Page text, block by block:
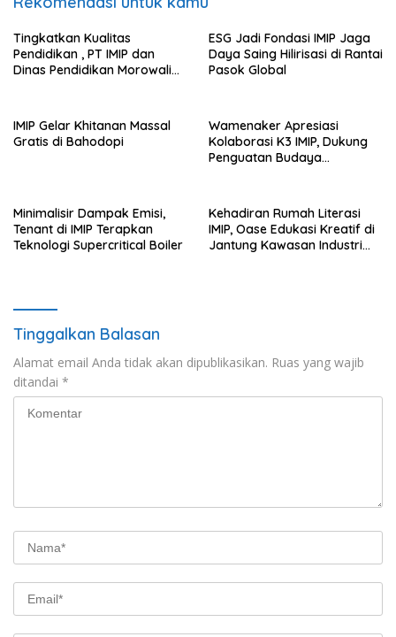
Tingkatkan Kualitas
Pendidikan , PT IMIP dan
Dinas Pendidikan Morowali
di Bahodopi
ESG Jadi Fondasi IMIP Jaga
Daya Saing Hilirisasi di Rantai
Pasok Global
IMIP Gelar Khitanan Massal
Gratis di Bahodopi
Wamenaker Apresiasi
Kolaborasi K3 IMIP, Dukung
Penguatan Budaya
Minimalisir Dampak Emisi,
Tenant di IMIP Terapkan
Teknologi Supercritical Boiler
Kehadiran Rumah Literasi
IMIP, Oase Edukasi Kreatif di
Jantung Kawasan Industri
Tinggalkan Balasan
Alamat email Anda tidak akan dipublikasikan. Ruas yang wajib
ditandai *